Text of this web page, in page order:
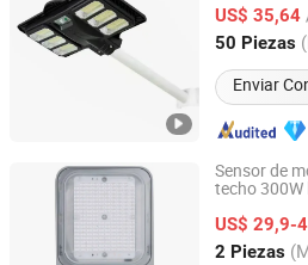
US$ 35,64
50 Piezas
Enviar
Guangdong, China
Sensor de
techo
US$ 29,9-
2 Piezas
Zhongjing Rongguang New
Jiangsu, China